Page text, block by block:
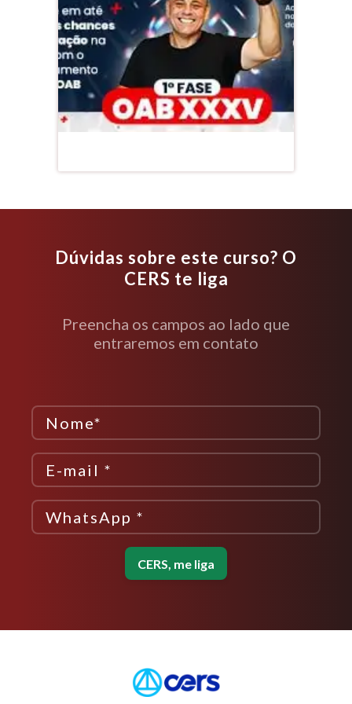
Dúvidas sobre este curso? O
CERS te liga
Preencha os campos ao lado que
entraremos em contato
CERS, me liga